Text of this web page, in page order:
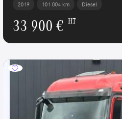
2019 101 004 km Diesel
33 900 € HT